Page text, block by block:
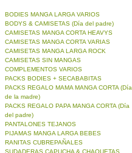
BODIES MANGA LARGA VARIOS
BODYS & CAMISETAS (Día del padre)
CAMISETAS MANGA CORTA HEAVYS
CAMISETAS MANGA CORTA VARIAS
CAMISETAS MANGA LARGA ROCK
CAMISETAS SIN MANGAS
COMPLEMENTOS VARIOS
PACKS BODIES + SECABABITAS
PACKS REGALO MAMA MANGA CORTA (Día
de la madre)
PACKS REGALO PAPA MANGA CORTA (Día
del padre)
PANTALONES TEJANOS
PIJAMAS MANGA LARGA BEBES
RANITAS CUBREPAÑALES
SUDADERAS CAPUCHA & CHAQUETAS